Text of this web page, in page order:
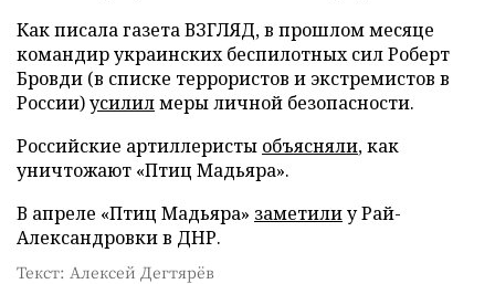
Как писала газета ВЗГЛЯД, в прошлом месяце
командир украинских беспилотных сил Роберт
Бровди (в списке террористов и экстремистов в
России)усилилмеры личной безопасности.
Российские артиллеристы объясняли, как
уничтожают «Птиц Мадьяра».
В апреле «Птиц Мадьяра» заметилиу Рай-
Александровки в ДНР.
Текст: Алексей Дегтярёв